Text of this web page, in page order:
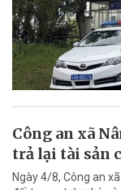
Công an xã
trả lại tài sản
Ngày 4/8, Công an